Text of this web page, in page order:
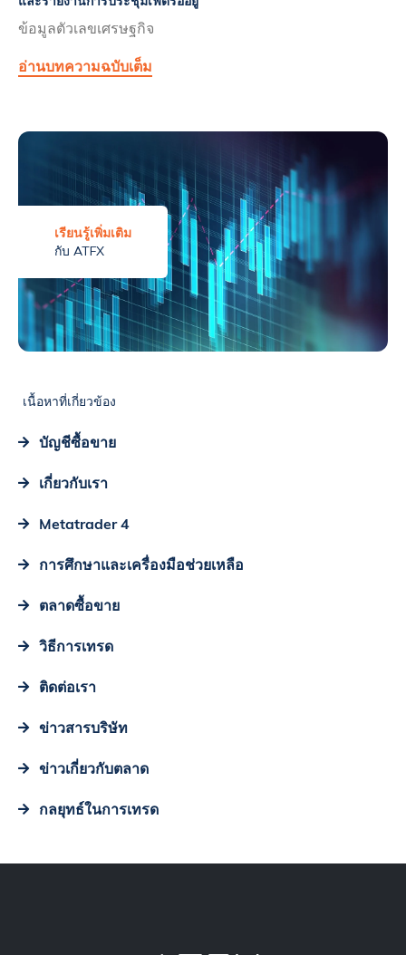
ข้อมูลตัวเลขเศรษฐกิจ
อ่านบทความฉบับเต็ม
เรียนรู้เพิ่มเติม
กับ ATFX
เนื้อหาที่เกี่ยวข้อง
บัญชีซื้อขาย
เกี่ยวกับเรา
Metatrader 4
การศึกษาและเครื่องมือช่วยเหลือ
ตลาดซื้อขาย
วิธีการเทรด
ติดต่อเรา
ข่าวสารบริษัท
ข่าวเกี่ยวกับตลาด
กลยุทธ์ในการเทรด